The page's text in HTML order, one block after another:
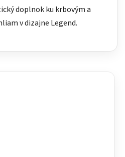
doplnok ku krbovým a
v dizajne Legend.